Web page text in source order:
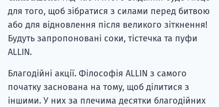
для того, щоб зібратися з силами перед битвою
або для відновлення після великого зіткнення!
Будуть запропоновані соки, тістечка та пуфи
ALLIN.
Благодійні акції. Філософія ALLIN з самого
початку заснована на тому, щоб ділитися з
іншими. У них за плечима десятки благодійних